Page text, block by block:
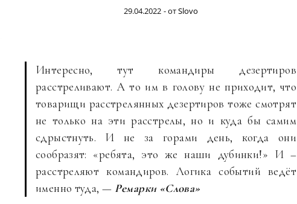
29.04.2022 - отSlovo
Интересно, тут командиры дезертиров
расстреливают. А то им в голову не приходит, что
товарищи расстрелянных дезертиров тоже смотрят
не только на эти расстрелы, но и куда бы самим
сдрыстнуть. И не за горами день, когда они
сообразят: «ребята, это же наши дубинки!» И –
расстреляют командиров. Логика событий ведёт
именно туда, — Ремарки «Слова»